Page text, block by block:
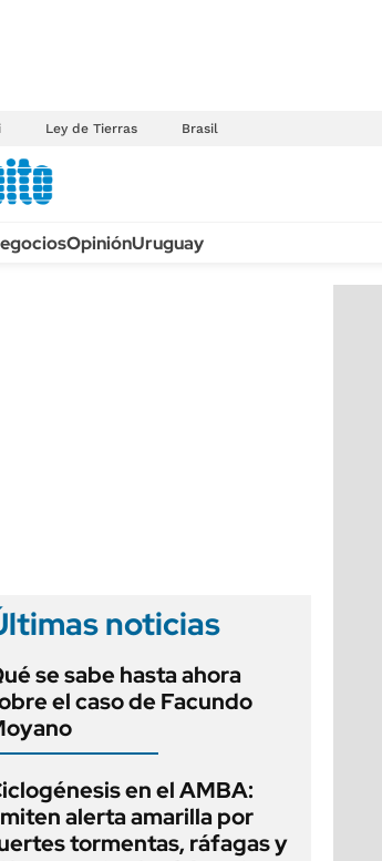
Ley de Tierras Brasil
OpiniónUruguay
segundos
noticias
se sabe hasta ahora
el caso de Facundo
en el AMBA:
alerta amarilla por
tormentas, ráfagas y